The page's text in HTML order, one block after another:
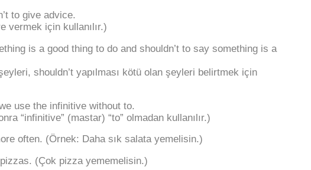
to give advice.
vermek için kullanılır.)
is a good thing to do and shouldn’t to say something is a
shouldn’t yapılması kötü olan şeyleri belirtmek için
use the infinitive without to.
“infinitive” (mastar) “to” olmadan kullanılır.)
often. (Örnek: Daha sık salata yemelisin.)
(Çok pizza yememelisin.)